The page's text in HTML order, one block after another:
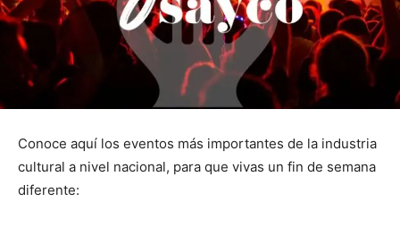
Conoce aquí los eventos más importantes de la industria
cultural a nivel nacional, para que vivas un fin de semana
diferente: